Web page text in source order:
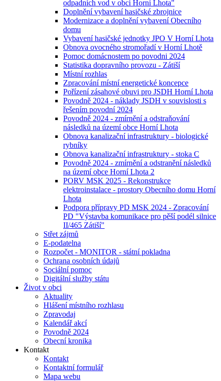
odpadních vod v obci Horní Lhota"
Doplnění vybavení hasičské zbrojnice
Modernizace a doplnění vybavení Obecního
domu
Vybavení hasičské jednotky JPO V Horní Lhota
Obnova ovocného stromořadí v Horní Lhotě
Pomoc domácnostem po povodni 2024
Statistika dopravního provozu - Zátiší
Místní rozhlas
Zpracování místní energetické koncepce
Pořízení zásahové obuvi pro JSDH Horní Lhota
Povodně 2024 - náklady JSDH v souvislosti s
řešením povodní 2024
Povodně 2024 - zmírnění a odstraňování
následků na území obce Horní Lhota
Obnova kanalizační infrastruktury - biologické
rybníky
Obnova kanalizační infrastruktury - stoka C
Povodně 2024 - zmírnění a odstranění následků
na území obce Horní Lhota 2
PORV MSK 2025 - Rekonstrukce
elektroinstalace - prostory Obecního domu Horní
Lhota
Podpora přípravy PD MSK 2024 - Zpracování
PD "Výstavba komunikace pro pěší podél silnice
II/465 Zátiší"
Střet zájmů
E-podatelna
Rozpočet - MONITOR - státní pokladna
Ochrana osobních údajů
Sociální pomoc
Digitální služby státu
Život v obci
Aktuality
Hlášení místního rozhlasu
Zpravodaj
Kalendář akcí
Povodně 2024
Obecní kronika
Kontakt
Kontakt
Kontaktní formulář
Mapa webu